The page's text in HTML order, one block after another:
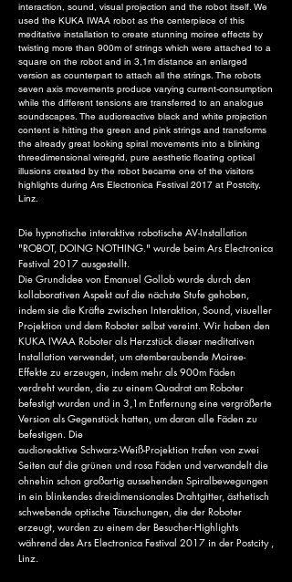
interaction, sound, visual projection and the robot itself. We
used the KUKA IWAA robot as the centerpiece of this
meditative installation to create stunning moiree effects by
twisting more than 900m of strings which were attached to a
square on the robot and in 3,1m distance an enlarged
version as counterpart to attach all the strings. The robots
seven axis movements produce varying current-consumption
while the different tensions are transferred to an analogue
soundscapes. The audioreactive black and white projection
content is hitting the green and pink strings and transforms
the already great looking spiral movements into a blinking
threedimensional wiregrid, pure aesthetic floating optical
illusions created by the robot became one of the visitors
highlights during Ars Electronica Festival 2017 at Postcity,
Linz.
Die hypnotische interaktive robotische AV-Installation
"ROBOT, DOING NOTHING." wurde beim Ars Electronica
Festival 2017 ausgestellt.
Die Grundidee von Emanuel Gollob wurde durch den
kollaborativen Aspekt auf die nächste Stufe gehoben,
indem sie die Kräfte zwischen Interaktion, Sound, visueller
Projektion und dem Roboter selbst vereint. Wir haben den
KUKA IWAA Roboter als Herzstück dieser meditativen
Installation verwendet, um atemberaubende Moiree-
Effekte zu erzeugen, indem mehr als 900m Fäden
verdreht wurden, die zu einem Quadrat am Roboter
befestigt wurden und in 3,1m Entfernung eine vergrößerte
Version als Gegenstück hatten, um daran alle Fäden zu
befestigen. Die
audioreaktive Schwarz-Weiß-Projektion trafen von zwei
Seiten auf die grünen und rosa Fäden und verwandelt die
ohnehin schon großartig aussehenden Spiralbewegungen
in ein blinkendes dreidimensionales Drahtgitter, ästhetisch
schwebende optische Täuschungen, die der Roboter
erzeugt, wurden zu einem der Besucher-Highlights
während des Ars Electronica Festival 2017 in der Postcity ,
Linz.